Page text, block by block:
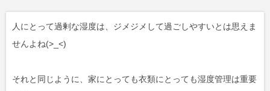
人にとって過剰な湿度は、ジメジメして過ごしやすいとは思えま
せんよね(>_<)
それと同じように、家にとっても衣類にとっても湿度管理は重要